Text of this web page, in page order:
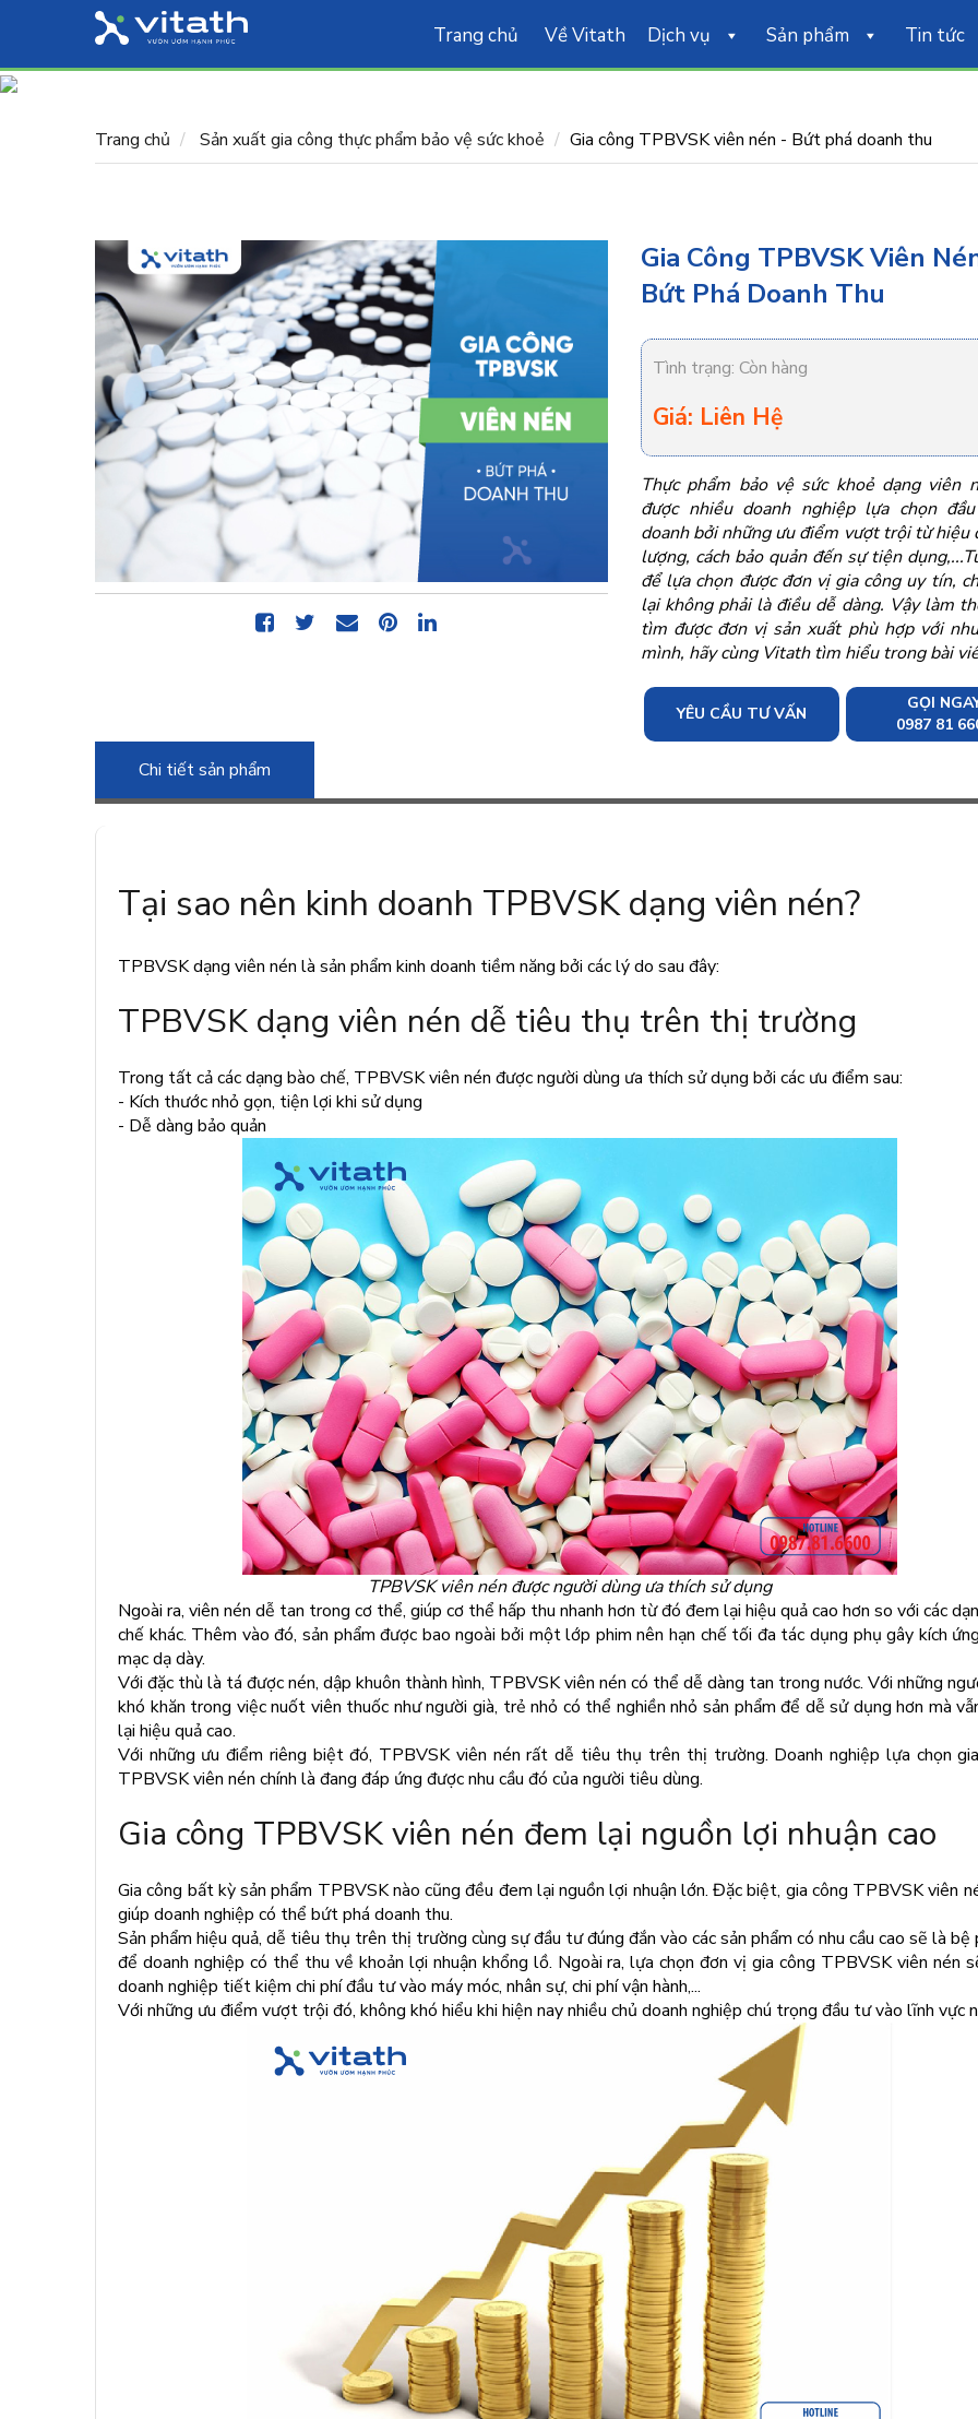
Trang chủ Về Vitath Dịch vụ Sản phẩm Tin tức
Trang chủ Sản xuất gia công thực phẩm bảo vệ sức khoẻ Gia công TPBVSK viên nén - Bứt phá doanh thu
Gia Công TPBVSK Viên
Bứt Phá Doanh Thu
Tình trạng: Còn hàng
Giá: Liên Hệ
Thực phẩm bảo vệ sức khoẻ dạng viên
được nhiều doanh nghiệp lựa chọn
doanh bởi những ưu điểm vượt trội từ hiệu
lượng, cách bảo quản đến sự tiện
để lựa chọn được đơn vị gia công uy tín,
lại không phải là điều dễ dàng. Vậy làm
tìm được đơn vị sản xuất phù hợp với
mình, hãy cùng Vitath tìm hiểu trong bài
YÊU CẦU TƯ VẤN
GỌI
0987 81
Chi tiết sản phẩm
Tại sao nên kinh doanh TPBVSK dạng viên nén?
TPBVSK dạng viên nén là sản phẩm kinh doanh tiềm năng bởi các lý do sau đây:
TPBVSK dạng viên nén dễ tiêu thụ trên thị trường
Trong tất cả các dạng bào chế, TPBVSK viên nén được người dùng ưa thích sử dụng bởi các ưu điểm sau:
- Kích thước nhỏ gọn, tiện lợi khi sử dụng
- Dễ dàng bảo quản
TPBVSK viên nén được người dùng ưa thích sử dụng
Ngoài ra, viên nén dễ tan trong cơ thể, giúp cơ thể hấp thu nhanh hơn từ đó đem lại hiệu quả cao hơn so với các
chế khác. Thêm vào đó, sản phẩm được bao ngoài bởi một lớp phim nên hạn chế tối đa tác dụng phụ gây kích
mạc dạ dày.
Với đặc thù là tá được nén, dập khuôn thành hình, TPBVSK viên nén có thể dễ dàng tan trong nước. Với những
khó khăn trong việc nuốt viên thuốc như người già, trẻ nhỏ có thể nghiền nhỏ sản phẩm để dễ sử dụng hơn mà
lại hiệu quả cao.
Với những ưu điểm riêng biệt đó, TPBVSK viên nén rất dễ tiêu thụ trên thị trường. Doanh nghiệp lựa chọn
TPBVSK viên nén chính là đang đáp ứng được nhu cầu đó của người tiêu dùng.
Gia công TPBVSK viên nén đem lại nguồn lợi nhuận cao
Gia công bất kỳ sản phẩm TPBVSK nào cũng đều đem lại nguồn lợi nhuận lớn. Đặc biệt, gia công TPBVSK viên
giúp doanh nghiệp có thể bứt phá doanh thu.
Sản phẩm hiệu quả, dễ tiêu thụ trên thị trường cùng sự đầu tư đúng đắn vào các sản phẩm có nhu cầu cao sẽ là bệ
để doanh nghiệp có thể thu về khoản lợi nhuận khổng lồ. Ngoài ra, lựa chọn đơn vị gia công TPBVSK viên nén
doanh nghiệp tiết kiệm chi phí đầu tư vào máy móc, nhân sự, chi phí vận hành,...
Với những ưu điểm vượt trội đó, không khó hiểu khi hiện nay nhiều chủ doanh nghiệp chú trọng đầu tư vào lĩnh vực